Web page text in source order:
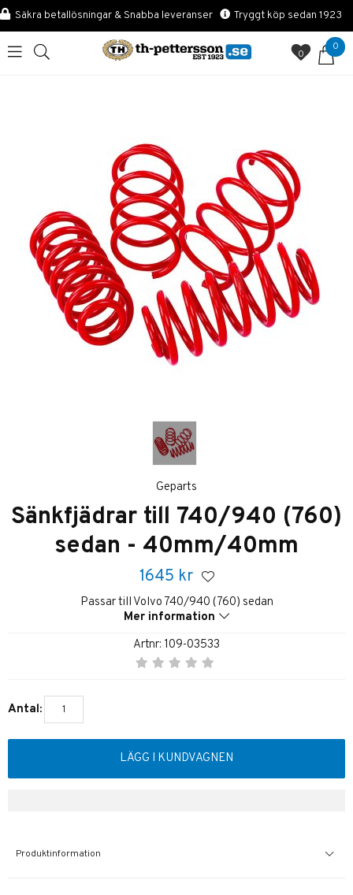
Säkra betallösningar & Snabba leveranser Tryggt köp sedan 1923
0
0
Geparts
Sänkfjädrar till 740/940 (760)
sedan - 40mm/40mm
1645 kr
Passar till Volvo 740/940 (760) sedan
Mer information
Artnr: 109-03533
Antal:
LÄGG I KUNDVAGNEN
Produktinformation